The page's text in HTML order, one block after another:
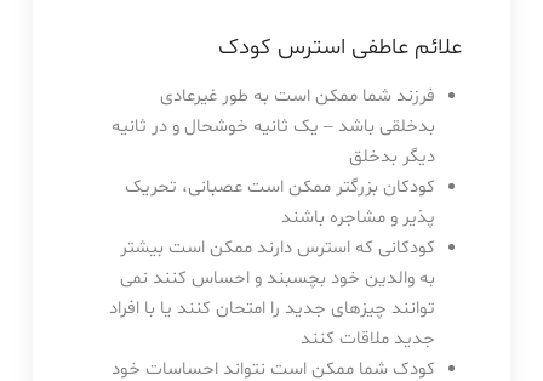
علائم عاطفی استرس کودک
فرزند شما ممکن است به طور غیرعادی
بدخلقی باشد – یک ثانیه خوشحال و در ثانیه
دیگر بدخلق
کودکان بزرگتر ممکن است عصبانی، تحریک
پذیر و مشاجره باشند
کودکانی که استرس دارند ممکن است بیشتر
به والدین خود بچسبند و احساس کنند نمی
توانند چیزهای جدید را امتحان کنند یا با افراد
جدید ملاقات کنند
کودک شما ممکن است نتواند احساسات خود